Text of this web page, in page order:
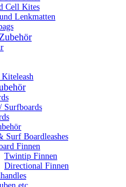
Cell Kites
Lenkmatten
Kiteleash
Surfboards
Surf Boardleashes
Finnen
Twintip Finnen
Directional Finnen